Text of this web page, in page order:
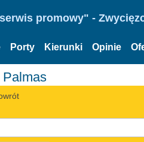
promowy" -
Porty Kierunki Opinie